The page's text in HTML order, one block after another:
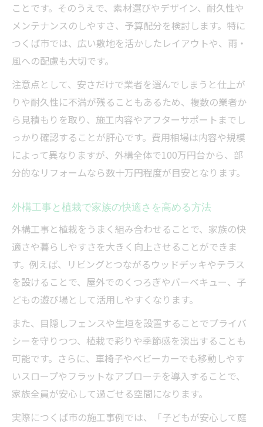
ことです。そのうえで、素材選びやデザイン、耐久性や
メンテナンスのしやすさ、予算配分を検討します。特に
つくば市では、広い敷地を活かしたレイアウトや、雨・
風への配慮も大切です。
注意点として、安さだけで業者を選んでしまうと仕上が
りや耐久性に不満が残ることもあるため、複数の業者か
ら見積もりを取り、施工内容やアフターサポートまでし
っかり確認することが肝心です。費用相場は内容や規模
によって異なりますが、外構全体で100万円台から、部
分的なリフォームなら数十万円程度が目安となります。
外構工事と植栽で家族の快適さを高める方法
外構工事と植栽をうまく組み合わせることで、家族の快
適さや暮らしやすさを大きく向上させることができま
す。例えば、リビングとつながるウッドデッキやテラス
を設けることで、屋外でのくつろぎやバーベキュー、子
どもの遊び場として活用しやすくなります。
また、目隠しフェンスや生垣を設置することでプライバ
シーを守りつつ、植栽で彩りや季節感を演出することも
可能です。さらに、車椅子やベビーカーでも移動しやす
いスロープやフラットなアプローチを導入することで、
家族全員が安心して過ごせる空間になります。
実際につくば市の施工事例では、「子どもが安心して庭